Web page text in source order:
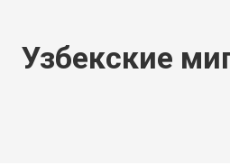
Узбекские